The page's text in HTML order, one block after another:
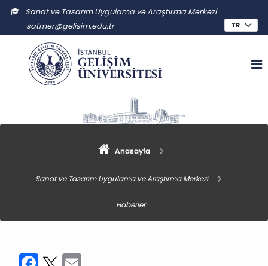
Sanat ve Tasarım Uygulama ve Araştırma Merkezi
satmer@gelisim.edu.tr
Anasayfa
Sanat ve Tasarım Uygulama ve Araştırma Merkezi
Haberler
Facebook
Twitter